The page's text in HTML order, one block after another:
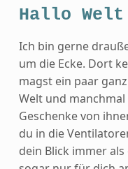
Hallo Welt
Ich bin gerne
um die Ecke. Dort
magst ein paar
Welt und
Geschenke von
du in die
dein Blick immer